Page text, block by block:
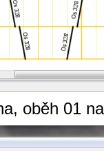
oběh 01